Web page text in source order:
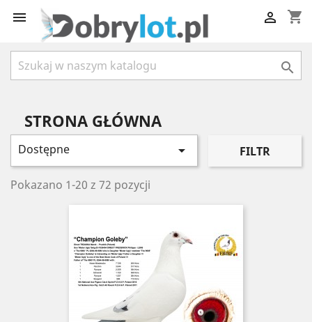
 shopping_cart


STRONA GŁÓWNA
Dostępne  FILTR
Pokazano 1-20 z 72 pozycji